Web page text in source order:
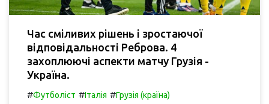
Час сміливих рішень і зростаючої
відповідальності Реброва. 4
захоплюючі аспекти матчу Грузія -
Україна.
#Футболіст #Італія #Грузія (країна)